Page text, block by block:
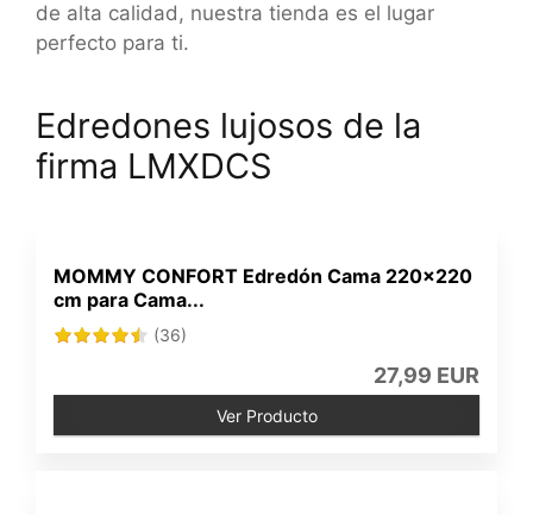
de alta calidad, nuestra tienda es el lugar
perfecto para ti.
Edredones lujosos de la
firma LMXDCS
MOMMY CONFORT Edredón Cama 220x220
cm para Cama...
(36)
27,99 EUR
Ver Producto